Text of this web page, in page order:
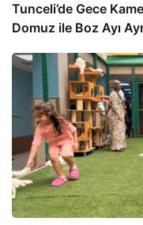
Tunceli’de Gece
Domuz ile Boz Ayı